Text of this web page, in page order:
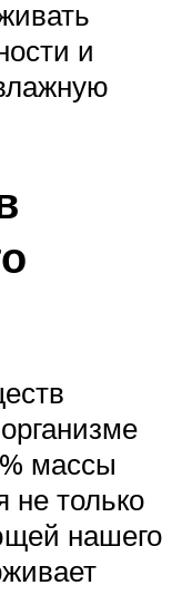
и
массы
не только
нашего